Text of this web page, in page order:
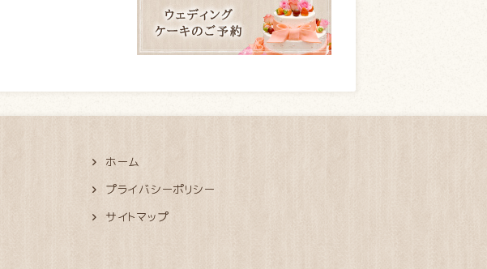
ホーム
プライバシーポリシー
サイトマップ